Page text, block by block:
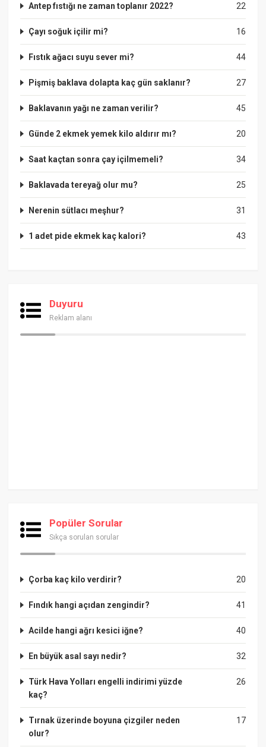
22
Antep fıstığı ne zaman toplanır 2022?
16
Çayı soğuk içilir mi?
44
Fıstık ağacı suyu sever mi?
27
Pişmiş baklava dolapta kaç gün saklanır?
45
Baklavanın yağı ne zaman verilir?
20
Günde 2 ekmek yemek kilo aldırır mı?
34
Saat kaçtan sonra çay içilmemeli?
25
Baklavada tereyağ olur mu?
31
Nerenin sütlacı meşhur?
43
1 adet pide ekmek kaç kalori?
Duyuru
Reklam alanı
Popüler Sorular
Sıkça sorulan sorular
20
Çorba kaç kilo verdirir?
41
Fındık hangi açıdan zengindir?
40
Acilde hangi ağrı kesici iğne?
32
En büyük asal sayı nedir?
26
Türk Hava Yolları engelli indirimi yüzde
kaç?
17
Tırnak üzerinde boyuna çizgiler neden
olur?